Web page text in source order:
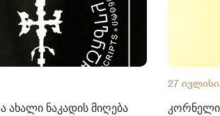
ახალი ნაკადის მიღება
27
კორნელი